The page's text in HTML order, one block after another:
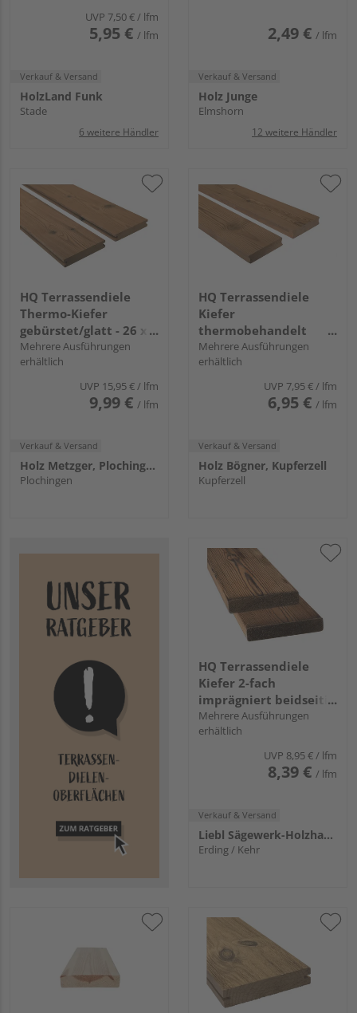
UVP 7,50 €/ lfm
5,95 € / lfm
Verkauf & Versand
HolzLand Funk
Stade
6 weitere Händler
2,49 € / lfm
Verkauf & Versand
Holz Junge
Elmshorn
12 weitere Händler
HQ Terrassendiele
Thermo-Kiefer
gebürstet/glatt - 26 x
140 mm
Mehrere Ausführungen
erhältlich
UVP 15,95 €/ lfm
9,99 € / lfm
Verkauf & Versand
Holz Metzger, Plochingen
Plochingen
HQ Terrassendiele
Kiefer
thermobehandelt
einseitig gebürstet,
einseitig glatt,
längsseitige Hohlkehle
- 26 x 115 mm
Mehrere Ausführungen
erhältlich
UVP 7,95 €/ lfm
6,95 € / lfm
Verkauf & Versand
Holz Bögner, Kupferzell
Kupferzell
HQ Terrassendiele
Kiefer 2-fach
imprägniert beidseitig
glatt - 28 x 145 mm
Mehrere Ausführungen
erhältlich
UVP 8,95 €/ lfm
8,39 € / lfm
Verkauf & Versand
Liebl Sägewerk-Holzhandlung KG
Erding / Kehr